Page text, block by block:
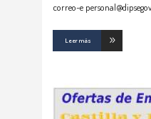
correo-e
Leer más